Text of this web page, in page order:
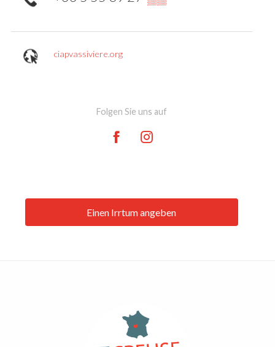
ciapvassiviere.org
Folgen Sie uns auf
Einen Irrtum angeben